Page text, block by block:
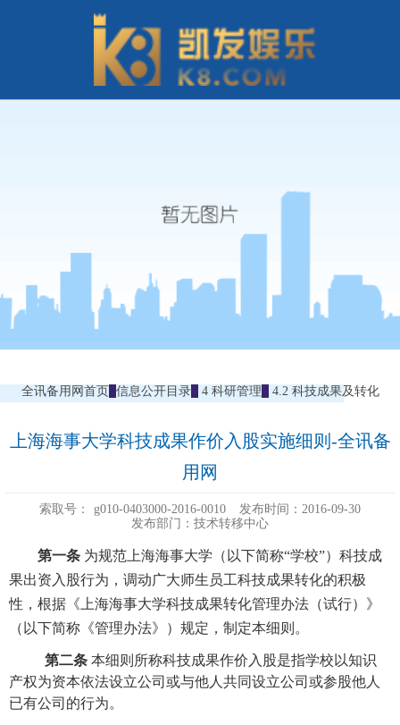
全讯备用网首页 信息公开目录 4 科研管理 4.2 科技成果及转化
上海海事大学科技成果作价入股实施细则-全讯备
用网
索取号： g010-0403000-2016-0010
发布时间：2016-09-30
发布部门：技术转移中心
第一条 为规范上海海事大学（以下简称“学校”）科技成
果出资入股行为，调动广大师生员工科技成果转化的积极
性，根据《上海海事大学科技成果转化管理办法（试行）》
（以下简称《管理办法》）规定，制定本细则。
第二条 本细则所称科技成果作价入股是指学校以知识
产权为资本依法设立公司或与他人共同设立公司或参股他人
已有公司的行为。